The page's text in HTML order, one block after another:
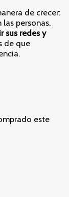
de crecer:
personas.
sus redes y
de que
este